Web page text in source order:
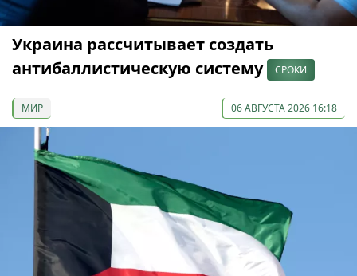
Украина рассчитывает создать
антибаллистическую систему
СРОКИ
МИР 06 АВГУСТА 2026 16:18